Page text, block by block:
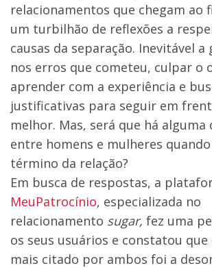
relacionamentos que chegam ao
um turbilhão de reflexões a
causas da separação. Inevitável
nos erros que cometeu, culpar o
aprender com a experiência e
justificativas para seguir em
melhor. Mas, será que há alguma
entre homens e mulheres
término da relação?
Em busca de respostas, a
MeuPatrocínio, especializada no
relacionamento sugar, fez uma
os seus usuários e constatou
mais citado por ambos foi a